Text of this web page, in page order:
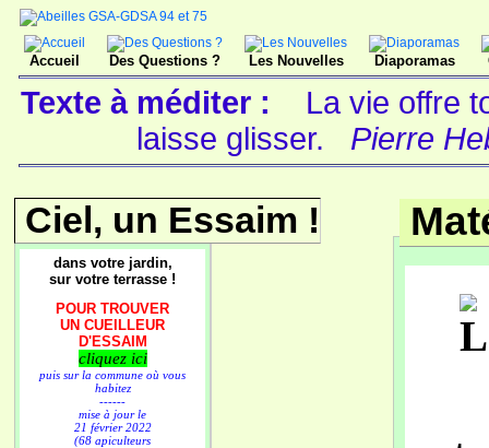
Accueil Des Questions ? Les Nouvelles Diaporamas
Texte à méditer :
La vie offre
laisse glisser.
Pierre
Ciel, un Essaim !
dans votre jardin,
sur votre terrasse !
POUR TROUVER
UN CUEILLEUR
D'ESSAIM
cliquez ici
puis sur la commune où vous
habitez
------
mise à jour le
21 février 2022
(68 apiculteurs